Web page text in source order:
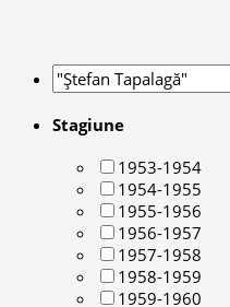
Stagiune
1953-1954
1954-1955
1955-1956
1956-1957
1957-1958
1958-1959
1959-1960